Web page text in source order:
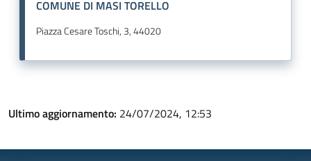
COMUNE DI MASI TORELLO
Piazza Cesare Toschi, 3, 44020
Ultimo aggiornamento: 24/07/2024, 12:53